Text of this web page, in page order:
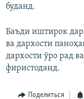
буданд.
Баъди иштирок дар
ва дархости
дархости ӯро рад
фиристоданд.
Поделиться